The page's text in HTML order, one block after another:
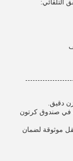
التلقائي:
دقيق.
في صندوق كرتون
موثوقة لضمان